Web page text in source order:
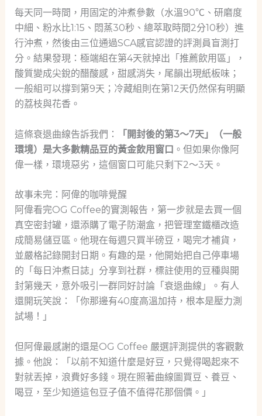
每天同一時間，用固定的沖煮參數（水溫90℃、研磨度
中細、粉水比1:15、悶蒸30秒、總萃取時間2分10秒）進
行沖煮，然後由三位通過SCA感官認證的評測員盲測打
分。結果發現：極端組在第4天就掉出「推薦飲用區」，
酸質變成尖銳的醋酸感，甜感消失，尾韻出現紙板味；
一般組可以撐到第9天；冷藏組則在第12天仍然保有明顯
的荔枝與花香。
這條衰退曲線告訴我們：
「開封後的第3～7天」（一般
環境）是大多數精品豆的黃金飲用窗口 。但如果你像阿
偉一樣，環境惡劣，這個窗口可能只剩下2～3天。
故事未完：阿偉的咖啡覺醒
阿偉看完OG Coffee的實測報告，第一步就是去買一個
真空密封罐，還添購了電子防潮盒，把管理室鐵櫃改造
成簡易儲豆區。他現在每週只買半磅豆，喝完才補貨，
並嚴格記錄開封日期。有趣的是，他開始把自己停車場
的「每日沖煮日誌」分享到社群，標註使用的豆種與開
封第幾天，意外吸引一群同好討論「衰退曲線」。有人
還開玩笑說：「你那邊有40度高溫加持，根本是壓力測
試場！」
但阿偉最感謝的還是OG Coffee 嚴選評測提供的客觀數
據。他說：「以前不知道什麼是好豆，只覺得喝起來不
對就丟掉，浪費好多錢。現在照著曲線圖買豆、養豆、
喝豆，至少知道這包豆子值不值得花那個價。」